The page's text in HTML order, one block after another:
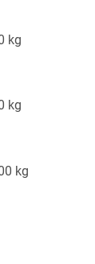
kg
kg
kg